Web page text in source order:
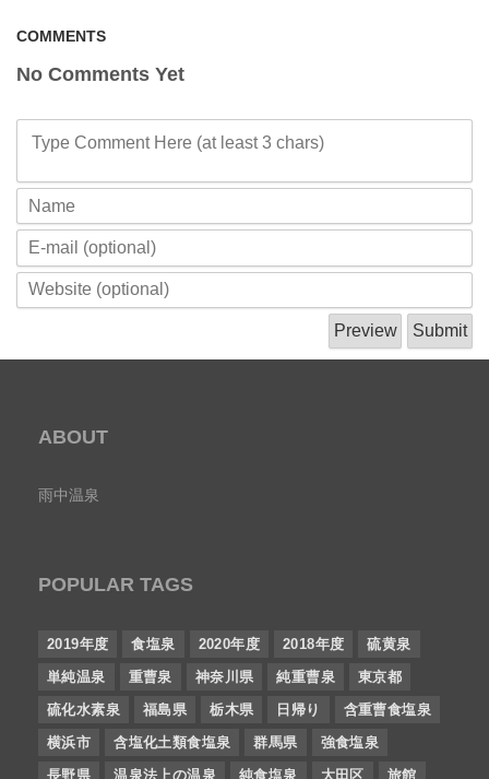
COMMENTS
No Comments Yet
Type Comment Here (at least 3 chars)
ABOUT
雨中温泉
POPULAR TAGS
2019年度 食塩泉 2020年度 2018年度
硫黄泉
単純温泉
重曹泉 神奈川県 純重曹泉
東京都
硫化水素泉
福島県 栃木県 日帰り
含重曹食塩泉
横浜市
含塩化土類食塩泉 群馬県
強食塩泉
長野県
温泉法上の温泉 純食塩泉 大田区 旅館